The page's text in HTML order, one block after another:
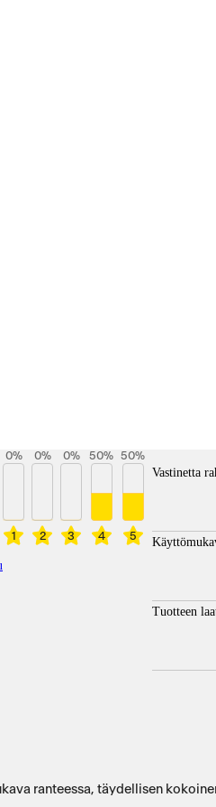
1
0%
2
0%
3
0%
4
50%
5
50%
Vastinetta
Tuotteen
ranteessa, täydellisen